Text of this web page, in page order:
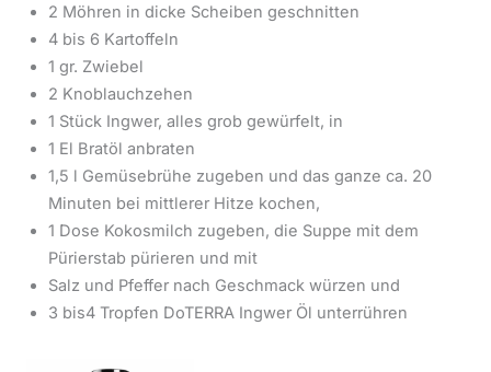
2 Möhren in dicke Scheiben geschnitten
4 bis 6 Kartoffeln
1 gr. Zwiebel
2 Knoblauchzehen
1 Stück Ingwer, alles grob gewürfelt, in
1 El Bratöl anbraten
1,5 l Gemüsebrühe zugeben und das ganze ca. 20
Minuten bei mittlerer Hitze kochen,
1 Dose Kokosmilch zugeben, die Suppe mit dem
Pürierstab pürieren und mit
Salz und Pfeffer nach Geschmack würzen und
3 bis4 Tropfen DoTERRA Ingwer Öl unterrühren